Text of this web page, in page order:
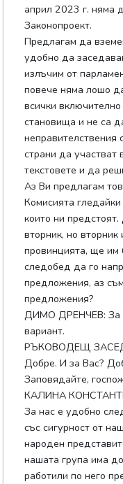
април 2023 г. няма
Законопроект.
Предлагам да
удобно да
излъчим от
повече няма лошо
всички
становища и не са
неправителствения
страни да участват
текстовете и да
Аз Ви предлагам
Комисията
които ни
вторник, но вторник
провинцията, ще
следобед да го
предложения, аз
предложения?
ДИМО ДРЕНЧЕВ: За
вариант.
РЪКОВОДЕЩ
Добре. И за Вас?
Заповядайте,
КАЛИНА
За нас е удобно
със сигурност от
народен
нашата група има
работили по него